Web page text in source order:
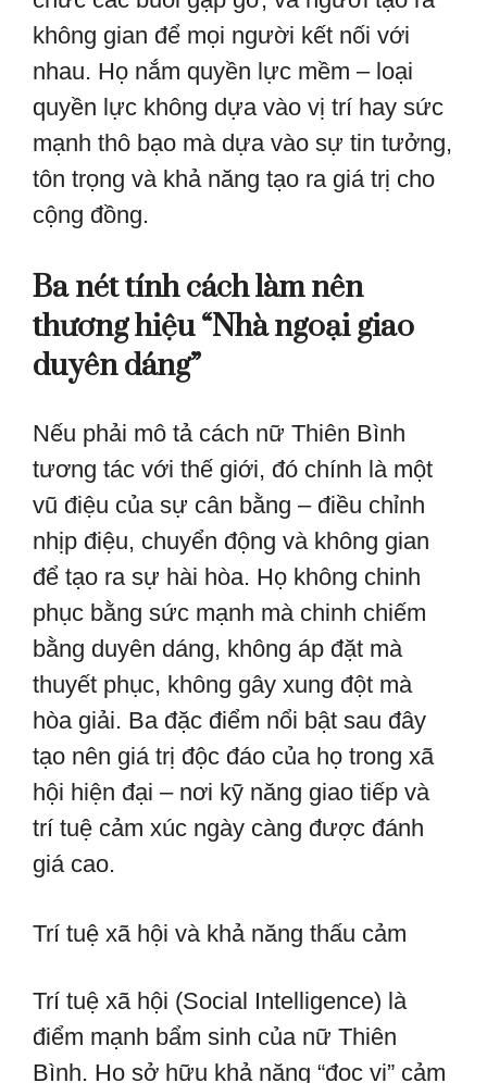
không gian để mọi người kết nối với
nhau. Họ nắm quyền lực mềm – loại
quyền lực không dựa vào vị trí hay sức
mạnh thô bạo mà dựa vào sự tin tưởng,
tôn trọng và khả năng tạo ra giá trị cho
cộng đồng.
Ba nét tính cách làm nên
thương hiệu “Nhà ngoại giao
duyên dáng”
Nếu phải mô tả cách nữ Thiên Bình
tương tác với thế giới, đó chính là một
vũ điệu của sự cân bằng – điều chỉnh
nhịp điệu, chuyển động và không gian
để tạo ra sự hài hòa. Họ không chinh
phục bằng sức mạnh mà chinh chiếm
bằng duyên dáng, không áp đặt mà
thuyết phục, không gây xung đột mà
hòa giải. Ba đặc điểm nổi bật sau đây
tạo nên giá trị độc đáo của họ trong xã
hội hiện đại – nơi kỹ năng giao tiếp và
trí tuệ cảm xúc ngày càng được đánh
giá cao.
Trí tuệ xã hội và khả năng thấu cảm
Trí tuệ xã hội (Social Intelligence) là
điểm mạnh bẩm sinh của nữ Thiên
Bình. Họ sở hữu khả năng “đọc vị” cảm